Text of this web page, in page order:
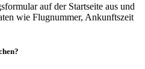
auf der Startseite aus und
wie Flugnummer, Ankunftszeit